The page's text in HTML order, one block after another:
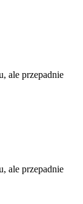
ale przepadnie
ale przepadnie